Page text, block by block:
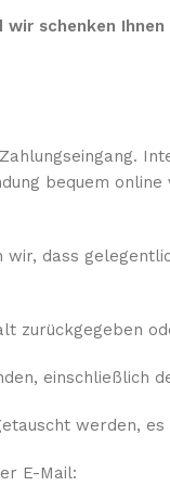
schenken
bequem online
dass
zurückgegeben
einschließlich
werden,
E-Mail: